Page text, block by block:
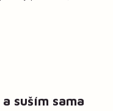
suším sama